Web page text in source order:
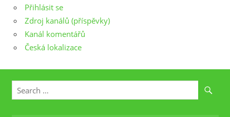
Přihlásit se
Zdroj kanálů (příspěvky)
Kanál komentářů
Česká lokalizace